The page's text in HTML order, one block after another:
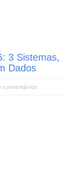
3 Sistemas,
Dados
comentários